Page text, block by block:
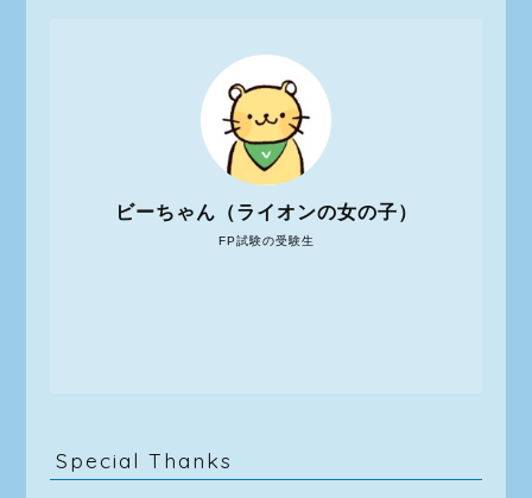
FP試験の受験生
ビーちゃん（ライオンの女の子）
Special Thanks